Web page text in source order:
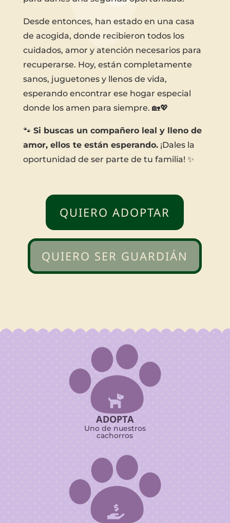
Desde entonces, han estado en una casa
de acogida, donde recibieron todos los
cuidados, amor y atención necesarios para
recuperarse. Hoy, están completamente
sanos, juguetones y llenos de vida,
esperando encontrar ese hogar especial
donde los amen para siempre. 🏡💖
🐾 Si buscas un compañero leal y lleno de
amor, ellos te están esperando.¡Dales la
oportunidad de ser parte de tu familia! ✨
QUIERO ADOPTAR
QUIERO SER GUARDIÁN

ADOPTA
Uno de nuestros
cachorros
